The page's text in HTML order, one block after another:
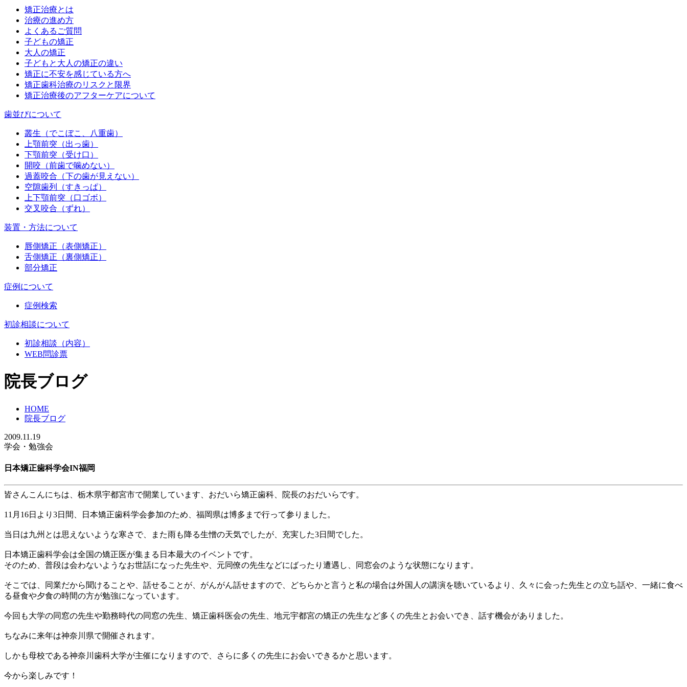
矯正治療とは
治療の進め方
よくあるご質問
子どもの矯正
大人の矯正
子どもと大人の矯正の違い
矯正に不安を感じている方へ
矯正歯科治療のリスクと限界
矯正治療後のアフターケアについて
歯並びについて
叢生（でこぼこ、八重歯）
上顎前突（出っ歯）
下顎前突（受け口）
開咬（前歯で噛めない）
過蓋咬合（下の歯が見えない）
空隙歯列（すきっぱ）
上下顎前突（口ゴボ）
交叉咬合（ずれ）
装置・方法について
唇側矯正（表側矯正）
舌側矯正（裏側矯正）
部分矯正
症例について
症例検索
初診相談について
初診相談（内容）
WEB問診票
院長ブログ
HOME
院長ブログ
2009.11.19
学会・勉強会
日本矯正歯科学会IN福岡
皆さんこんにちは、 栃木県宇都宮市で開業しています、おだいら矯正歯科、院長のおだいらです。
11月 16日より 3日間、日本矯正歯科学会参加のため、福岡県は博多まで行って参りました。
当日は九州とは思えないような寒さで、また雨も降る生憎の天気でしたが、充実した3日間でした。
日本矯正歯科学会は全国の矯正医が集まる日本最大のイベントです。
そのため、普段は会わないようなお世話になった先生や、元同僚の先生などにばったり遭遇し、同窓会のような状態になります。
そこでは、同業だから聞けることや、話せることが、がんがん話せますので、どちらかと言うと私の場合は外国人の講演を聴いているより、久々に会った先生との立ち話や、一緒に食べ
る昼食や夕食の時間の方が勉強になっています。
今回も大学の同窓の先生や勤務時代の同窓の先生、矯正歯科医会の先生、地元宇都宮の矯正の先生など多くの先生とお会いでき、話す機会がありました。
ちなみに来年は神奈川県で開催されます。
しかも母校である神奈川歯科大学が主催になりますので、さらに多くの先生にお会いできるかと思います。
今から楽しみです！